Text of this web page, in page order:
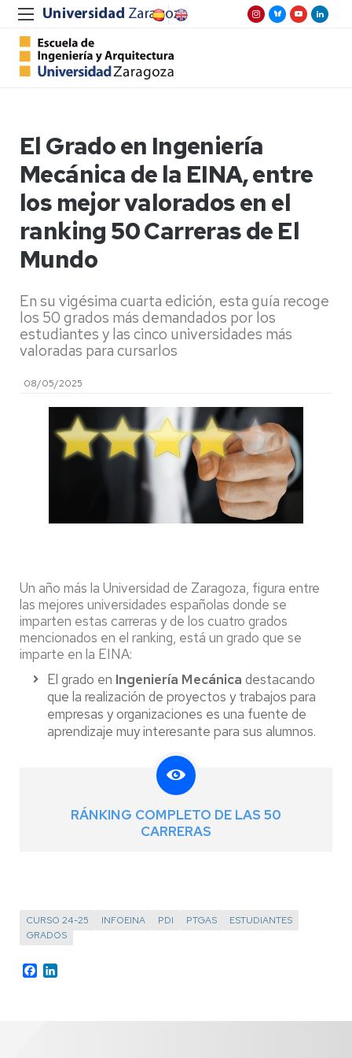
El Grado en Ingeniería
Mecánica de la EINA, entre
los mejor valorados en el
ranking 50 Carreras de El
Mundo
En su vigésima cuarta edición, esta guía recoge
los 50 grados más demandados por los
estudiantes y las cinco universidades más
valoradas para cursarlos
08/05/2025
Un año más la Universidad de Zaragoza, figura entre
las mejores universidades españolas donde se
imparten estas carreras y de los cuatro grados
mencionados en el ranking, está un grado que se
imparte en la EINA:
El grado en Ingeniería Mecánica destacando
que la realización de proyectos y trabajos para
empresas y organizaciones es una fuente de
aprendizaje muy interesante para sus alumnos.
RÁNKING COMPLETO DE LAS 50
CARRERAS
CURSO 24-25 INFOEINA PDI PTGAS
ESTUDIANTES
GRADOS
Facebook